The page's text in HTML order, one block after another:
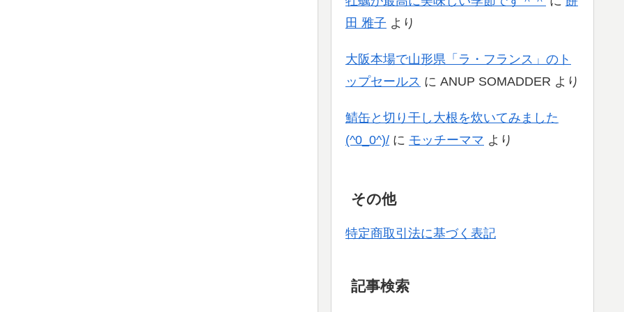
田 雅子 より
大阪本場で山形県「ラ・フランス」のト
ップセールス に ANUP SOMADDER より
鯖缶と切り干し大根を炊いてみました
(^0_0^)/ に モッチーママ より
その他
特定商取引法に基づく表記
記事検索